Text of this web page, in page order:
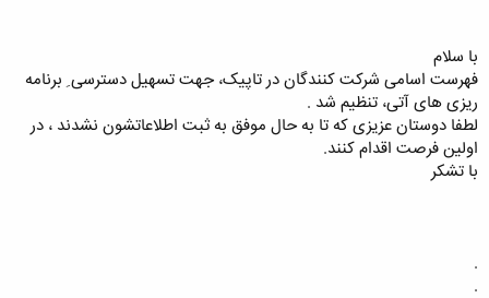
با سلام
فهرست اسامی شرکت کنندگان در تاپیک، جهت تسهیل دسترسی ِ برنامه
ریزی های آتی، تنظیم شد .
لطفا دوستان عزیزی که تا به حال موفق به ثبت اطلاعاتشون نشدند ، در
اولین فرصت اقدام کنند.
با تشکر
.
.